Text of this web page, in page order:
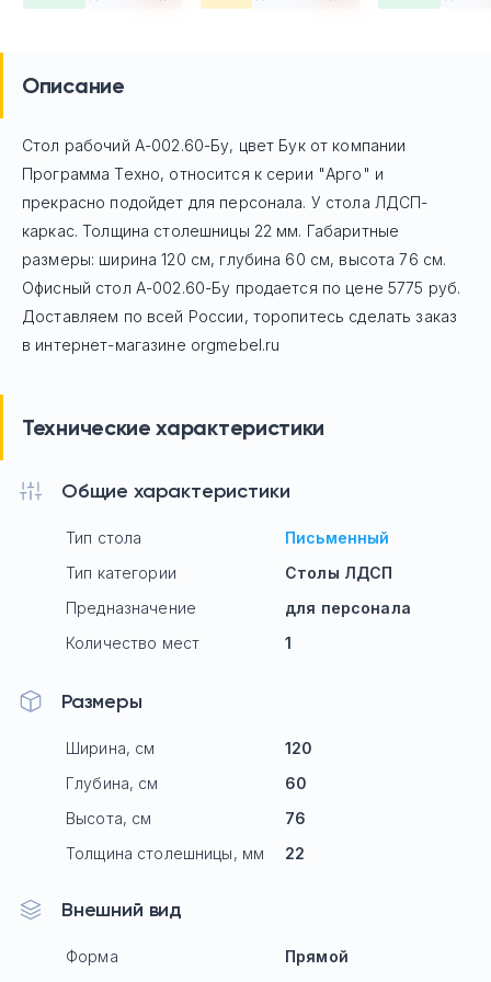
Описание
Стол рабочий А-002.60-Бу, цвет Букот компании
Программа Техно, относится к серии "Арго" и
прекрасно подойдет для персонала. У стола ЛДСП-
каркас. Толщина столешницы 22 мм. Габаритные
размеры: ширина 120 см, глубина 60 см, высота 76 см.
Офисный стол А-002.60-Бу продается по цене5775 руб.
Доставляем по всей России, торопитесь сделать заказ
в интернет-магазине orgmebel.ru
Технические характеристики
Общие характеристики
Тип стола
Письменный
Тип категории
Столы ЛДСП
Предназначение
для персонала
Количество мест
1
Размеры
Ширина, см
120
Глубина, см
60
Высота, см
76
Толщина столешницы, мм
22
Внешний вид
Форма Прямой